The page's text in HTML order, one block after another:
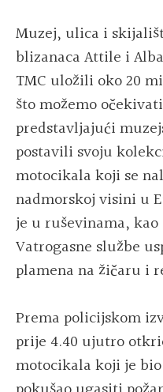
Muzej, ulica i
blizanaca Attile i
TMC uložili oko 20
što možemo
predstavljajući
postavili svoju
motocikala koji se
nadmorskoj visini u
je u ruševinama,
Vatrogasne službe
plamena na žičaru i
Prema policijskom
prije 4.40 ujutro
motocikala koji je